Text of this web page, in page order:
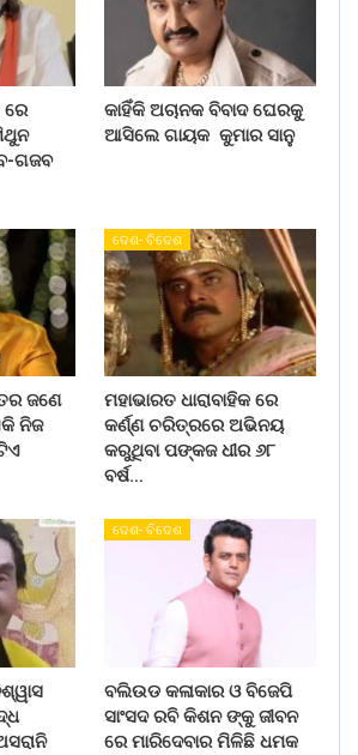
ଗଜବ
କାହିଁକି ଅଚାନକ ବିବାଦ ଘେରକୁ
ଆସିଲେ ଗାୟକ କୁମାର ସାନୁ
ଜଣେ
ନିଜ
ଦେଶ- ବିଦେଶ
ମହାଭାରତ ଧାରାବାହିକ ରେ
କର୍ଣ୍ଣ ଚରିତ୍ରରେ ଅଭିନୟ
କରୁଥିବା ପଙ୍କଜ ଧୀର ୬୮
ବର୍ଷ…
ଦେଶ- ବିଦେଶ
ବଲିଉଡ କଳାକାର ଓ ବିଜେପି
ସାଂସଦ ରବି କିଶନ ଙ୍କୁ ଜୀବନ
ରେ ମାରିଦେବାର ମିଳିଛି ଧମକ